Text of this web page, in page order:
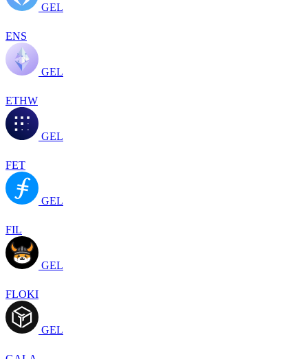
GEL
ENS
GEL
ETHW
GEL
FET
GEL
FIL
GEL
FLOKI
GEL